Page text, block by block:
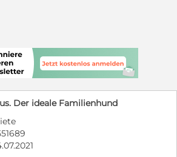
Der ideale Familienhund